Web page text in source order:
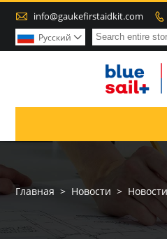
 info@gaukefirstaidkit.com 
Pусский 
Главная > Новости >